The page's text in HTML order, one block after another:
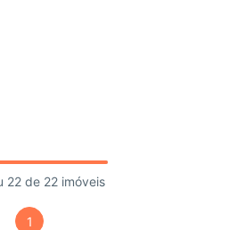
22 de 22 imóveis
1